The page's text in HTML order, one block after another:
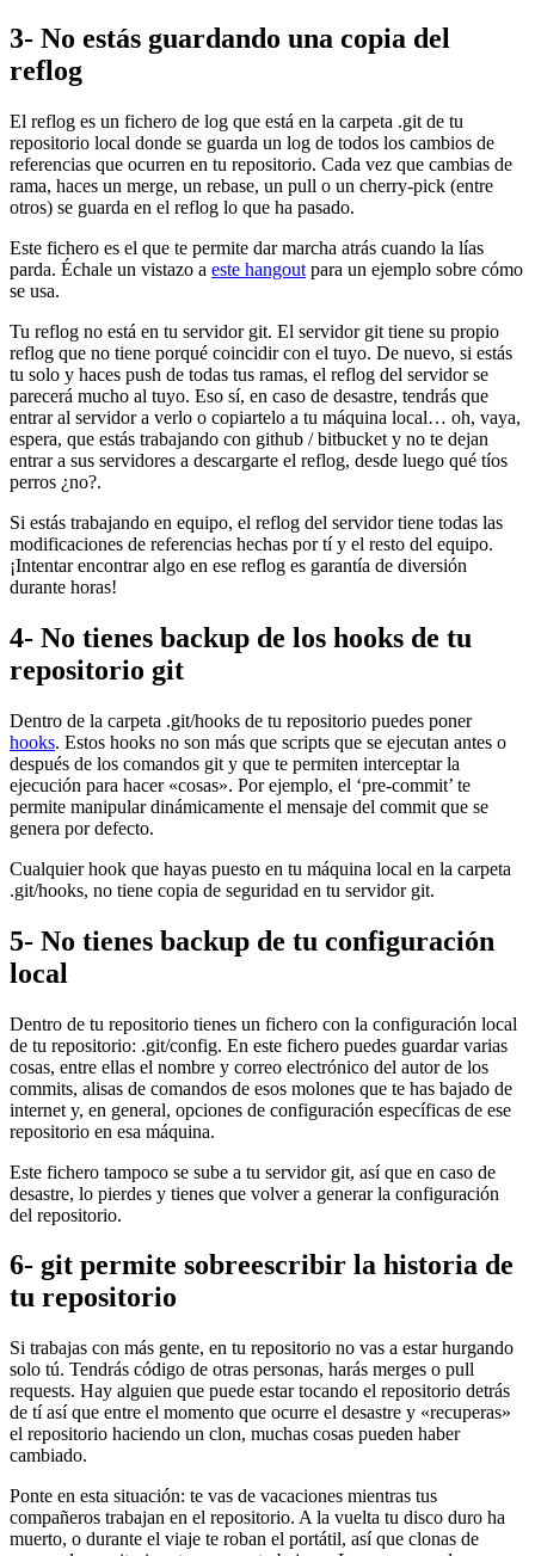
3- No estás guardando una copia del
reflog
El reflog es un fichero de log que está en la carpeta .git de tu
repositorio local donde se guarda un log de todos los cambios de
referencias que ocurren en tu repositorio. Cada vez que cambias de
rama, haces un merge, un rebase, un pull o un cherry-pick (entre
otros) se guarda en el reflog lo que ha pasado.
Este fichero es el que te permite dar marcha atrás cuando la lías
parda. Échale un vistazo a este hangout para un ejemplo sobre cómo
se usa.
Tu reflog no está en tu servidor git. El servidor git tiene su propio
reflog que no tiene porqué coincidir con el tuyo. De nuevo, si estás
tu solo y haces push de todas tus ramas, el reflog del servidor se
parecerá mucho al tuyo. Eso sí, en caso de desastre, tendrás que
entrar al servidor a verlo o copiartelo a tu máquina local… oh, vaya,
espera, que estás trabajando con github / bitbucket y no te dejan
entrar a sus servidores a descargarte el reflog, desde luego qué tíos
perros ¿no?.
Si estás trabajando en equipo, el reflog del servidor tiene todas las
modificaciones de referencias hechas por tí y el resto del equipo.
¡Intentar encontrar algo en ese reflog es garantía de diversión
durante horas!
4- No tienes backup de los hooks de tu
repositorio git
Dentro de la carpeta .git/hooks de tu repositorio puedes poner
hooks. Estos hooks no son más que scripts que se ejecutan antes o
después de los comandos git y que te permiten interceptar la
ejecución para hacer «cosas». Por ejemplo, el ‘pre-commit’ te
permite manipular dinámicamente el mensaje del commit que se
genera por defecto.
Cualquier hook que hayas puesto en tu máquina local en la carpeta
.git/hooks, no tiene copia de seguridad en tu servidor git.
5- No tienes backup de tu configuración
local
Dentro de tu repositorio tienes un fichero con la configuración local
de tu repositorio: .git/config. En este fichero puedes guardar varias
cosas, entre ellas el nombre y correo electrónico del autor de los
commits, alisas de comandos de esos molones que te has bajado de
internet y, en general, opciones de configuración específicas de ese
repositorio en esa máquina.
Este fichero tampoco se sube a tu servidor git, así que en caso de
desastre, lo pierdes y tienes que volver a generar la configuración
del repositorio.
6- git permite sobreescribir la historia de
tu repositorio
Si trabajas con más gente, en tu repositorio no vas a estar hurgando
solo tú. Tendrás código de otras personas, harás merges o pull
requests. Hay alguien que puede estar tocando el repositorio detrás
de tí así que entre el momento que ocurre el desastre y «recuperas»
el repositorio haciendo un clon, muchas cosas pueden haber
cambiado.
Ponte en esta situación: te vas de vacaciones mientras tus
compañeros trabajan en el repositorio. A la vuelta tu disco duro ha
muerto, o durante el viaje te roban el portátil, así que clonas de